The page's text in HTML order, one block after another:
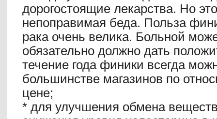
дорогостоящие лекарства. Но
непоправимая беда. Польза
рака очень велика. Больной
обязательно должно дать
течение года финики всегда
большинстве магазинов по
цене;
* для улучшения обмена